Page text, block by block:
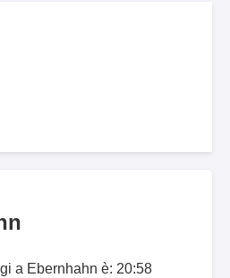
a Ebernhahn è: 20:58